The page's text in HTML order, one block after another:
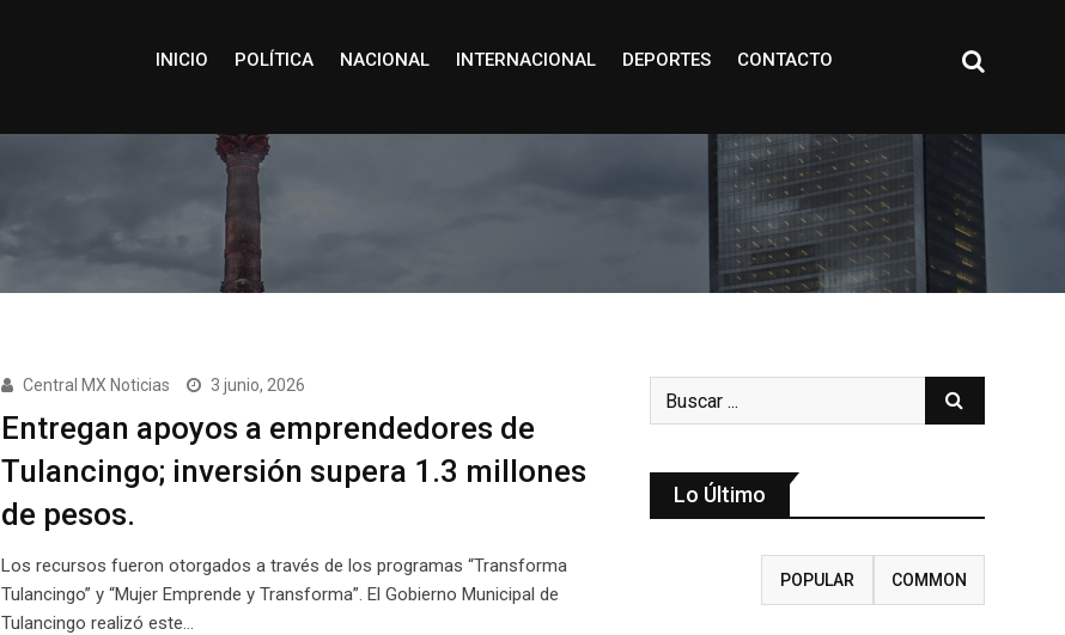
INICIO POLÍTICA NACIONAL INTERNACIONAL DEPORTES CONTACTO
Central MX Noticias 3 junio, 2026
Entregan apoyos a emprendedores de
Tulancingo; inversión supera 1.3 millones
de pesos.
Los recursos fueron otorgados a través de los programas “Transforma
Tulancingo” y “Mujer Emprende y Transforma”. El Gobierno Municipal de
Tulancingo realizó este…
Lo Último
POPULAR COMMON